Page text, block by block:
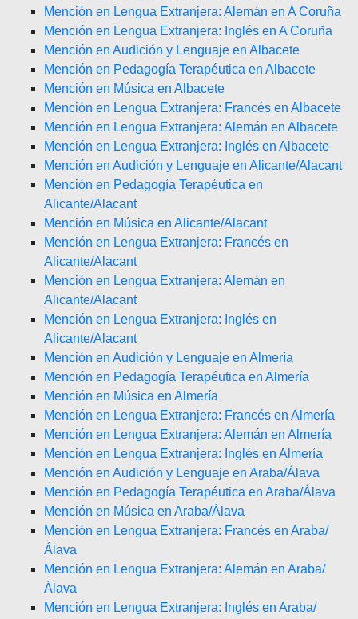
Mención en Lengua Extranjera: Alemán en A Coruña
Mención en Lengua Extranjera: Inglés en A Coruña
Mención en Audición y Lenguaje en Albacete
Mención en Pedagogía Terapéutica en Albacete
Mención en Música en Albacete
Mención en Lengua Extranjera: Francés en Albacete
Mención en Lengua Extranjera: Alemán en Albacete
Mención en Lengua Extranjera: Inglés en Albacete
Mención en Audición y Lenguaje en Alicante/Alacant
Mención en Pedagogía Terapéutica en
Alicante/Alacant
Mención en Música en Alicante/Alacant
Mención en Lengua Extranjera: Francés en
Alicante/Alacant
Mención en Lengua Extranjera: Alemán en
Alicante/Alacant
Mención en Lengua Extranjera: Inglés en
Alicante/Alacant
Mención en Audición y Lenguaje en Almería
Mención en Pedagogía Terapéutica en Almería
Mención en Música en Almería
Mención en Lengua Extranjera: Francés en Almería
Mención en Lengua Extranjera: Alemán en Almería
Mención en Lengua Extranjera: Inglés en Almería
Mención en Audición y Lenguaje en Araba/Álava
Mención en Pedagogía Terapéutica en Araba/Álava
Mención en Música en Araba/Álava
Mención en Lengua Extranjera: Francés en Araba/
Álava
Mención en Lengua Extranjera: Alemán en Araba/
Álava
Mención en Lengua Extranjera: Inglés en Araba/